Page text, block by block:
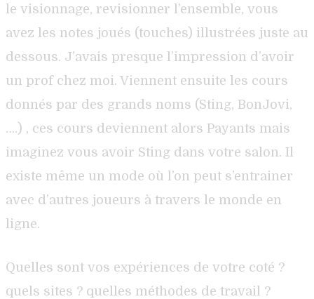
le visionnage, revisionner l’ensemble, vous
avez les notes joués (touches) illustrées juste au
dessous. J’avais presque l’impression d’avoir
un prof chez moi. Viennent ensuite les cours
donnés par des grands noms (Sting, BonJovi,
….) , ces cours deviennent alors Payants mais
imaginez vous avoir Sting dans votre salon. Il
existe même un mode où l’on peut s’entrainer
avec d’autres joueurs à travers le monde en
ligne.
Quelles sont vos expériences de votre coté ?
quels sites ? quelles méthodes de travail ?